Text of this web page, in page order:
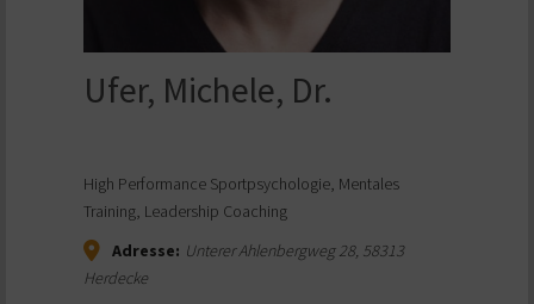
Ufer, Michele, Dr.
High Performance Sportpsychologie, Mentales
Training, Leadership Coaching
Adresse: Unterer Ahlenbergweg 28, 58313
Herdecke